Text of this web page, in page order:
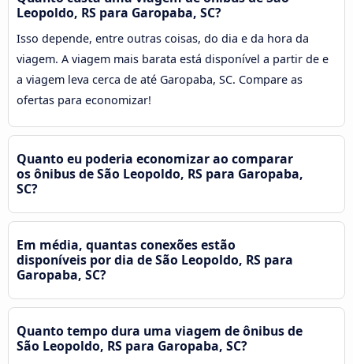
Leopoldo, RS para Garopaba, SC?
Isso depende, entre outras coisas, do dia e da hora da
viagem. A viagem mais barata está disponível a partir de e
a viagem leva cerca de até Garopaba, SC. Compare as
ofertas para economizar!
Quanto eu poderia economizar ao comparar
os ônibus de São Leopoldo, RS para Garopaba,
SC?
Em média, quantas conexões estão
disponíveis por dia de São Leopoldo, RS para
Garopaba, SC?
Quanto tempo dura uma viagem de ônibus de
São Leopoldo, RS para Garopaba, SC?